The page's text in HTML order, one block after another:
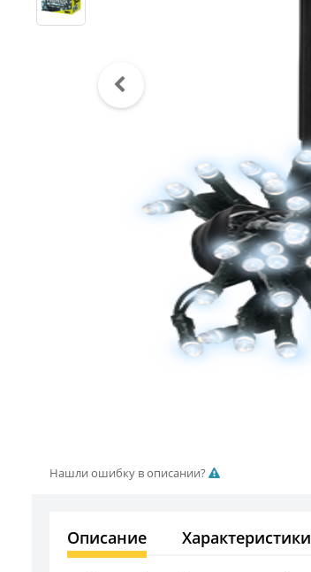
Нашли ошибку в описании?
Описание Характеристики